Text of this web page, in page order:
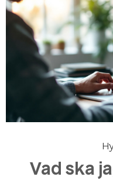
Hjälpcenter
Vad ska